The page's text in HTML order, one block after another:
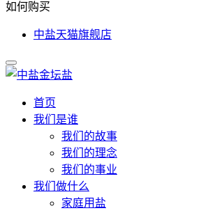
如何购买
中盐天猫旗舰店
首页
我们是谁
我们的故事
我们的理念
我们的事业
我们做什么
家庭用盐